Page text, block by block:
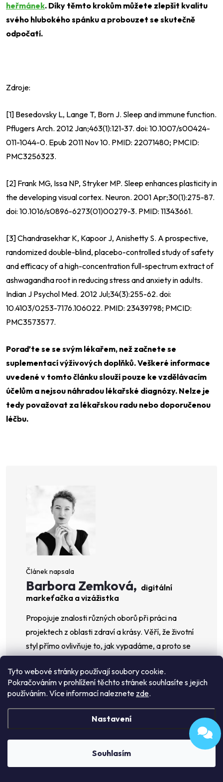
Tyto webové stránky používají soubory cookie.
Pokračováním v prohlížení těchto stránek souhlasíte s jejich
používáním. Více informací naleznete zde.
Nastavení
Souhlasím
heřmánek. Díky těmto krokům můžete zlepšit kvalitu
svého hlubokého spánku a probouzet se skutečně
odpočatí.
Zdroje:
[1] Besedovsky L, Lange T, Born J. Sleep and immune function.
Pflugers Arch. 2012 Jan;463(1):121-37. doi: 10.1007/s00424-
011-1044-0. Epub 2011 Nov 10. PMID: 22071480; PMCID:
PMC3256323.
[2] Frank MG, Issa NP, Stryker MP. Sleep enhances plasticity in
the developing visual cortex. Neuron. 2001 Apr;30(1):275-87.
doi: 10.1016/s0896-6273(01)00279-3. PMID: 11343661.
[3] Chandrasekhar K, Kapoor J, Anishetty S. A prospective,
randomized double-blind, placebo-controlled study of safety
and efficacy of a high-concentration full-spectrum extract of
ashwagandha root in reducing stress and anxiety in adults.
Indian J Psychol Med. 2012 Jul;34(3):255-62. doi:
10.4103/0253-7176.106022. PMID: 23439798; PMCID:
PMC3573577.
Poraďte se se svým lékařem, než začnete se
suplementací výživových doplňků. Veškeré informace
uvedené v tomto článku slouží pouze ke vzdělávacím
účelům a nejsou náhradou lékařské diagnózy. Nelze je
tedy považovat za lékařskou radu nebo doporučenou
léčbu.
Barbora Zemková, digitální
markeťačka a vizážistka
Propojuje znalosti různých oborů při práci na
projektech z oblasti zdraví a krásy. Věří, že životní
styl přímo ovlivňuje to, jak vypadáme, a proto se
stravu, pohyb či spánek. Při tvorbě obsahu se
opírá jak o odborné studie, tak i o vlastní
obsahové a SEO strategii pro e-shopy GlowUp,
Zdravysvet.sk, KocosBeauty a nyní už více než rok